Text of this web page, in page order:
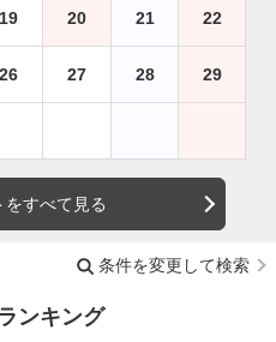
19 20 21 22
26 27 28 29
すべて見る
条件を変更して検索
ンキング